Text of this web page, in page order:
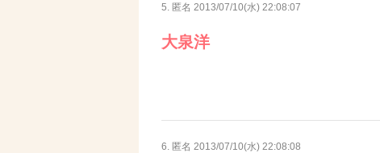
5. 匿名 2013/07/10(水) 22:08:07
大泉洋
6. 匿名 2013/07/10(水) 22:08:08